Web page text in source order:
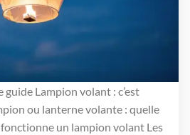
guide Lampion volant : c’est
ou lanterne volante : quelle
un lampion volant Les